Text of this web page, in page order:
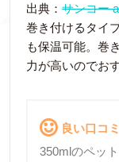
出典： サンコー
巻き付けるタイ
も保温可能。巻
力が高いのでお
良い口コミ
350mlのペッ